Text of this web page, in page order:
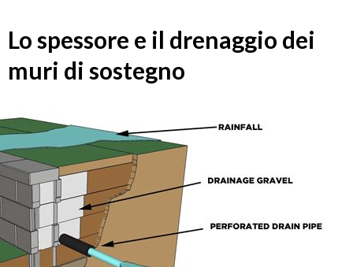
Lo spessore e il drenaggio dei
muri di sostegno